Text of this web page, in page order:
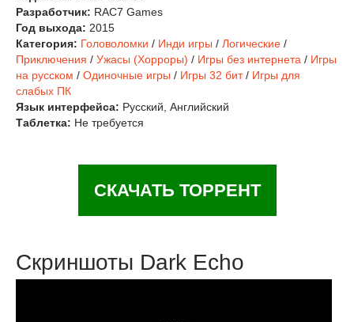
Разработчик: RAC7 Games
Год выхода: 2015
Категория: Головоломки / Инди игры / Логические /
Приключения / Ужасы (Хорроры) / Игры без интернета / Игры
на русском / Одиночные игры / Игры 32 бит/ Игры для
слабых ПК
Язык интерфейса: Русский, Английский
Таблетка: Не требуется
СКАЧАТЬ ТОРРЕНТ
Скриншоты Dark Echo